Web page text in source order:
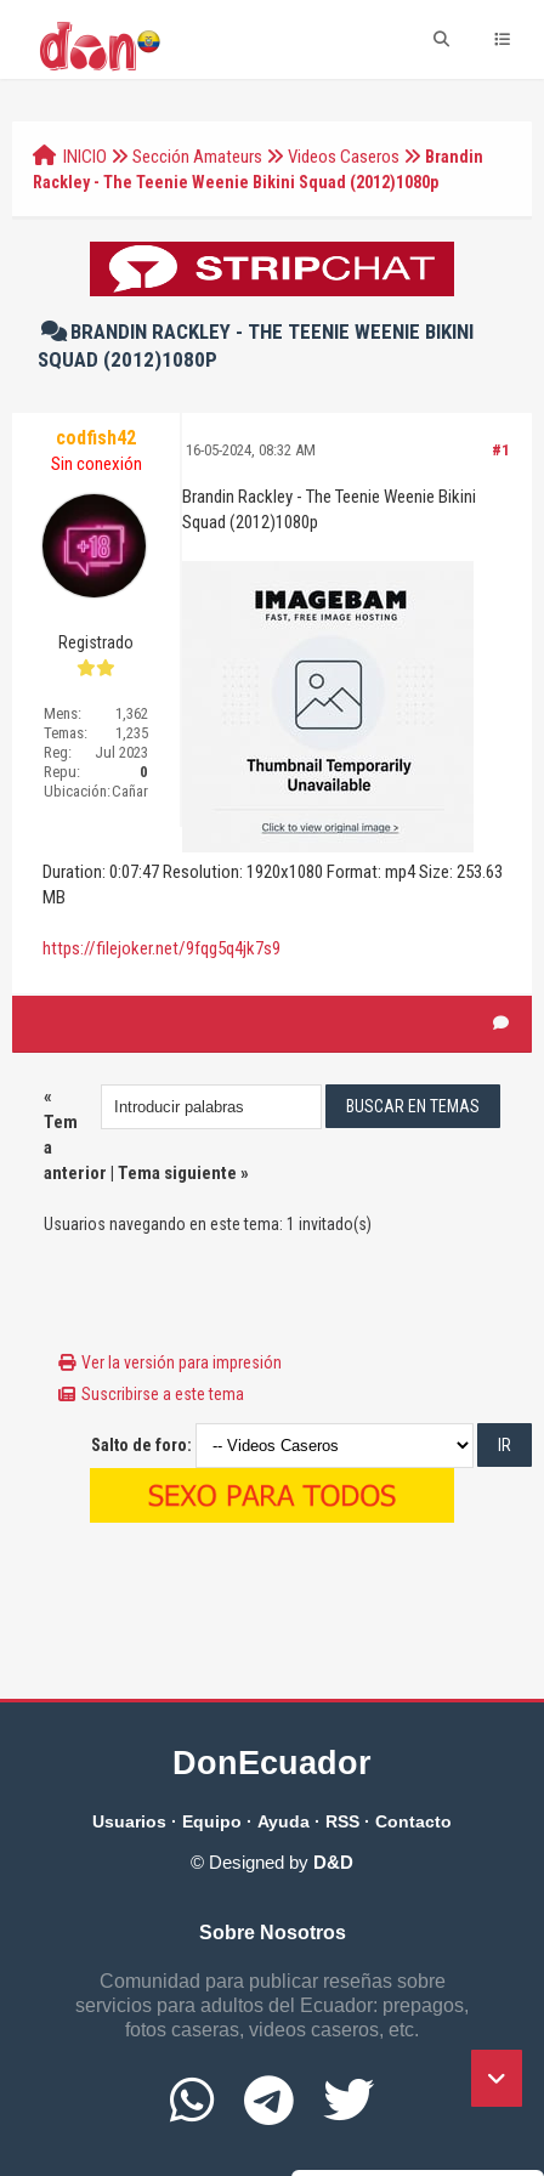
INICIO Sección Amateurs Videos Caseros
Brandin
Rackley - The Teenie Weenie Bikini Squad (2012)1080p
BRANDIN RACKLEY - THE TEENIE WEENIE BIKINI
SQUAD (2012)1080P
codfish42
Sin conexión
Registrado
Mens:
1,362
Temas:
1,235
Reg:
Jul 2023
Repu:
0
Ubicación:Cañar
#1
16-05-2024, 08:32 AM
Brandin Rackley - The Teenie Weenie Bikini
Squad (2012)1080p
Duration: 0:07:47 Resolution: 1920x1080 Format: mp4 Size: 253.63
MB
https://filejoker.net/9fqg5q4jk7s9
«
Tem
a
anterior | Tema siguiente »
Usuarios navegando en este tema: 1 invitado(s)
Ver la versión para impresión
Suscribirse a este tema
Salto de foro:
DonEcuador
Usuarios · Equipo · Ayuda · RSS · Contacto
© Designed by D&D
Sobre Nosotros
Comunidad para publicar reseñas sobre
servicios para adultos del Ecuador: prepagos,
fotos caseras, videos caseros, etc.